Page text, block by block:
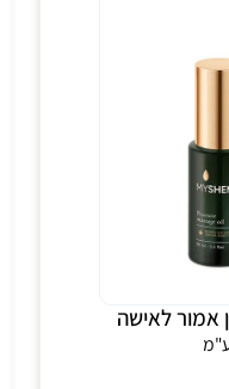
אמור לאישה